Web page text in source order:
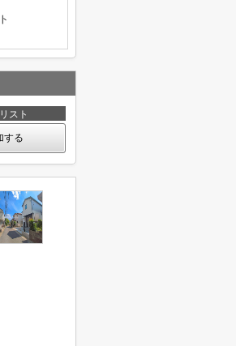
スト
する